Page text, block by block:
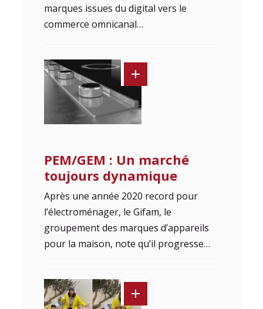
marques issues du digital vers le
commerce omnicanal…
PEM/GEM : Un marché
toujours dynamique
Après une année 2020 record pour
l’électroménager, le Gifam, le
groupement des marques d’appareils
pour la maison, note qu’il progresse…